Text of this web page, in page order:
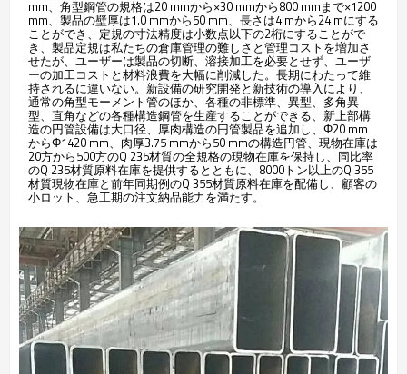
mm、角型鋼管の規格は20 mmから×30 mmから800 mmまで×1200
mm、製品の壁厚は1.0 mmから50 mm、長さは4 mから24 mにする
ことができ、定規の寸法精度は小数点以下の2桁にすることがで
き、製品定規は私たちの倉庫管理の難しさと管理コストを増加さ
せたが、ユーザーは製品の切断、溶接加工を必要とせず、ユーザ
ーの加工コストと材料浪費を大幅に削減した。長期にわたって維
持されるに違いない。新設備の研究開発と新技術の導入により、
通常の角型モーメント管のほか、各種の非標準、異型、多角異
型、直角などの各種構造鋼管を生産することができる、新上部構
造の円管設備は大口径、厚肉構造の円管製品を追加し、Φ20 mm
からΦ1420 mm、肉厚3.75 mmから50 mmの構造円管、現物在庫は
20方から500方のQ 235材質の全規格の現物在庫を保持し、同比率
のQ 235材質原料在庫を提供するとともに、8000トン以上のQ 355
材質現物在庫と前年同期例のQ 355材質原料在庫を配備し、顧客の
小ロット、急工期の注文納品能力を満たす。